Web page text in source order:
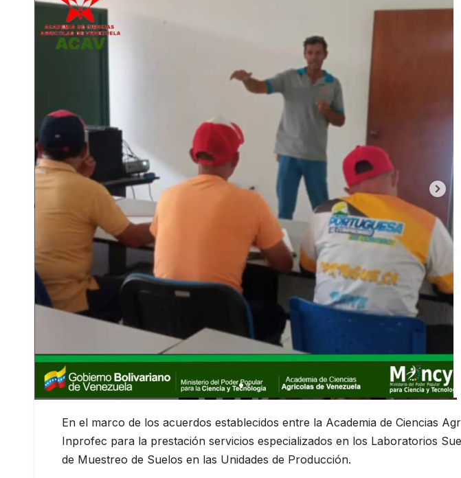
En el marco de los acuerdos establecidos entre la Academia de Ciencias
Inprofec para la prestación servicios especializados en los Laboratorios
de Muestreo de Suelos en las Unidades de Producción.